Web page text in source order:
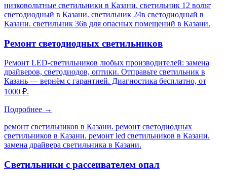
низковольтные светильники в Казани. светильник 12 вольт
светодиодный в Казани. светильник 24в светодиодный в
Казани. светильник 36в для опасных помещений в Казани.
Ремонт светодиодных светильников
Ремонт LED-светильников любых производителей: замена
драйверов, светодиодов, оптики. Отправьте светильник в
Казань — вернём с гарантией. Диагностика бесплатно, от
1000 ₽.
Подробнее →
ремонт светильников в Казани. ремонт светодиодных
светильников в Казани. ремонт led светильников в Казани.
замена драйвера светильника в Казани.
Светильники с рассеивателем опал